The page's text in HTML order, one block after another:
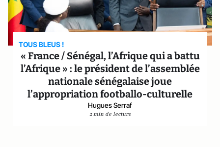
TOUS BLEUS !
« France / Sénégal, l’Afrique qui a battu
l’Afrique » : le président de l’assemblée
nationale sénégalaise joue
l’appropriation footballo-culturelle
Hugues Serraf
2 min de lecture